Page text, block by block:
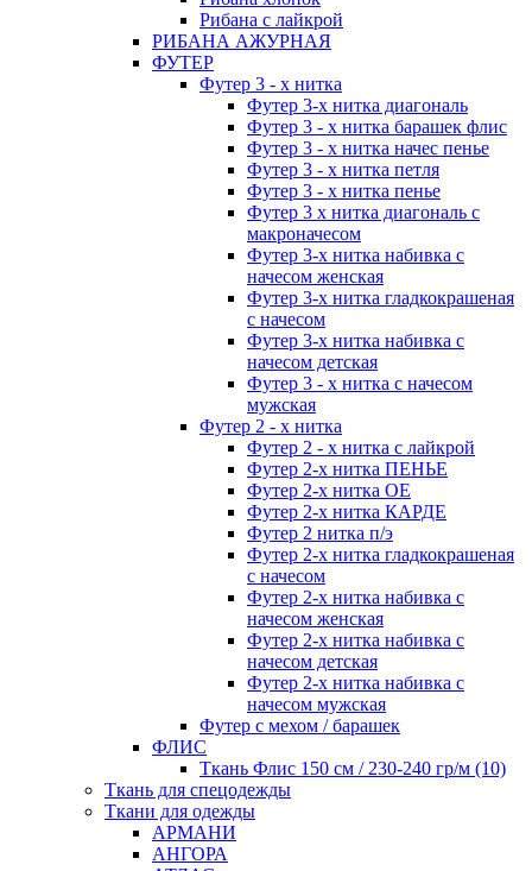
Рибана с лайкрой
РИБАНА АЖУРНАЯ
ФУТЕР
Футер 3 - х нитка
Футер 3-х нитка диагональ
Футер 3 - х нитка барашек флис
Футер 3 - х нитка начес пенье
Футер 3 - х нитка петля
Футер 3 - х нитка пенье
Футер 3 х нитка диагональ с
макроначесом
Футер 3-х нитка набивка с
начесом женская
Футер 3-х нитка гладкокрашеная
с начесом
Футер 3-х нитка набивка с
начесом детская
Футер 3 - х нитка с начесом
мужская
Футер 2 - х нитка
Футер 2 - х нитка с лайкрой
Футер 2-х нитка ПЕНЬЕ
Футер 2-х нитка ОЕ
Футер 2-х нитка КАРДЕ
Футер 2 нитка п/э
Футер 2-х нитка гладкокрашеная
с начесом
Футер 2-х нитка набивка с
начесом женская
Футер 2-х нитка набивка с
начесом детская
Футер 2-х нитка набивка с
начесом мужская
Футер с мехом / барашек
ФЛИС
Ткань Флис 150 см / 230-240 гр/м (10)
Ткань для спецодежды
Ткани для одежды
АРМАНИ
АНГОРА